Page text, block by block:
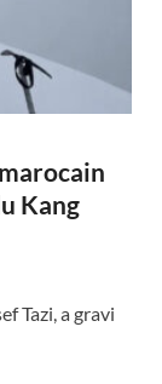
Kang
Tazi, a gravi